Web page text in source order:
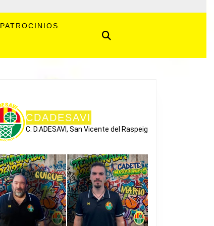
PATROCINIOS
CDADESAVI
C. D.ADESAVI, San Vicente del Raspeig